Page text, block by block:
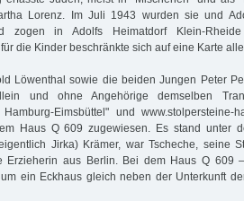
Lorenz. Im Juli 1943 wurden sie und
zogen in Adolfs Heimatdorf Klein-
die Kinder beschränkte sich auf eine Karte
Löwenthal sowie die beiden Jungen Peter
und ohne Angehörige demselben
Eimsbüttel" und www.stolpersteine-
Haus Q 609 zugewiesen. Es stand unter
Jirka) Krämer, war Tscheche, seine
Erzieherin aus Berlin. Bei dem Haus Q 609
ein Eckhaus gleich neben der Unterkunft